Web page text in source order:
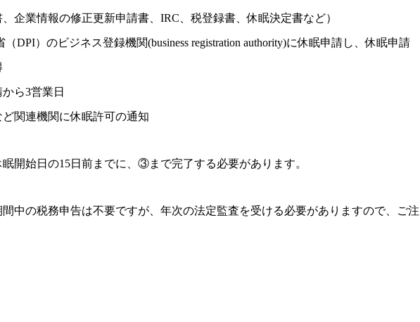
、企業情報の修正更新申請書、IRC、税登録書、休眠決定書など）
DPI）のビジネス登録機関(business registration authority)に休眠申請し、休眠申請
ら3営業日
関連機関に休眠許可の通知
開始日の15日前までに、③まで完了する必要があります。
間中の税務申告は不要ですが、年次の法定監査を受ける必要がありますので、ご注